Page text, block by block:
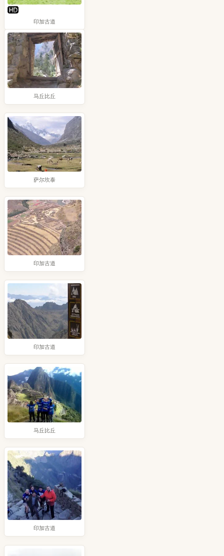
印加古道
马丘比丘
萨尔坎泰
印加古道
印加古道
马丘比丘
印加古道